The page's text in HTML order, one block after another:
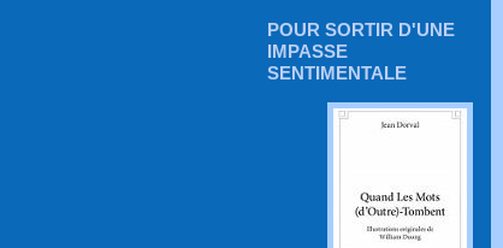
POUR SORTIR D'UNE
IMPASSE
SENTIMENTALE